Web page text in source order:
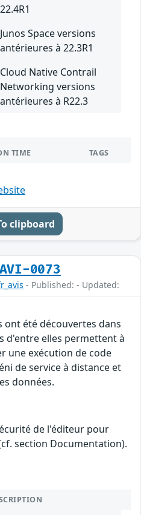
22.4R1
Junos Space versions
antérieures à 22.3R1
Cloud Native Contrail
Networking versions
antérieures à R22.3
TIME TAGS
clipboard
0073
- Published: - Updated:
été découvertes dans
d'entre elles permettent à
une exécution de code
de service à distance et
données.
de l'éditeur pour
section Documentation).